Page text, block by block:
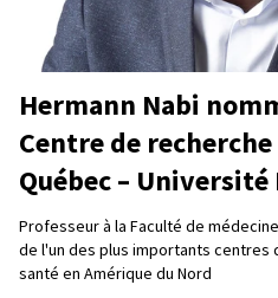
Hermann Nabi
Centre de recherche
Québec – Université
Professeur à la Faculté de
de l'un des plus importants centres
santé en Amérique du Nord